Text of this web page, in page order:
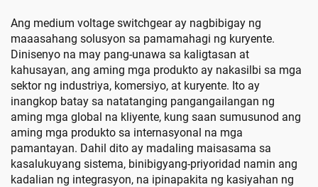
Ang medium voltage switchgear ay nagbibigay ng
maaasahang solusyon sa pamamahagi ng kuryente.
Dinisenyo na may pang-unawa sa kaligtasan at
kahusayan, ang aming mga produkto ay nakasilbi sa mga
sektor ng industriya, komersiyo, at kuryente. Ito ay
inangkop batay sa natatanging pangangailangan ng
aming mga global na kliyente, kung saan sumusunod ang
aming mga produkto sa internasyonal na mga
pamantayan. Dahil dito ay madaling maisasama sa
kasalukuyang sistema, binibigyang-priyoridad namin ang
kadalian ng integrasyon, na ipinapakita ng kasiyahan ng